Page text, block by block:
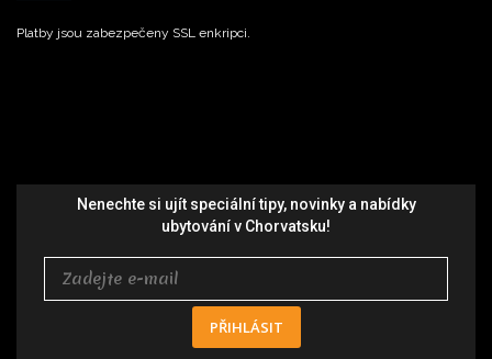
Platby jsou zabezpečeny SSL enkripci.
Nenechte si ujít speciální tipy, novinky a nabídky
ubytování v Chorvatsku!
PŘIHLÁSIT